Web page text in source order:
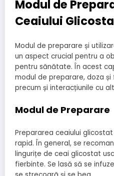
Modul de
Ceaiului
Modul de preparare și
un aspect crucial pentru a
pentru sănătate. În acest
modul de preparare, doza și
precum și interacțiunile cu
Modul de Preparare
Prepararea ceaiului
rapid. În general, se
lingurițe de ceai glicostat
fierbinte. Se lasă să se